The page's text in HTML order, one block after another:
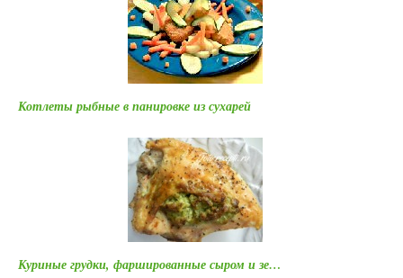
Котлеты рыбные в панировке из сухарей
Куриные грудки, фаршированные сыром и зе…